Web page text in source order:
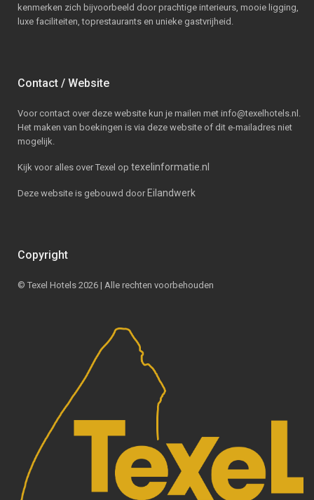
kenmerken zich bijvoorbeeld door prachtige interieurs, mooie ligging,
luxe faciliteiten, toprestaurants en unieke gastvrijheid.
Contact / Website
Voor contact over deze website kun je mailen met info@texelhotels.nl.
Het maken van boekingen is via deze website of dit e-mailadres niet
mogelijk.
Kijk voor alles over Texel optexelinformatie.nl
Deze website is gebouwd door Eilandwerk
Copyright
© Texel Hotels 2026 | Alle rechten voorbehouden